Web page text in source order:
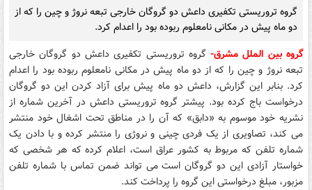
گروه تروریستی تکفیری داعش دو گروگان خارجی تبعه نروژ و چین را که از
دو ماه پیش در مکانی نامعلوم ربوده بود را اعدام کرد.
گروه بین الملل مشرق- گروه تروریستی تکفیری داعش دو گروگان خارجی
تبعه نروژ و چین را که از دو ماه پیش در مکانی نامعلوم ربوده بود را اعدام
کرد. بنابر این گزارش، داعش دو ماه پیش برای آزاد کردن این دو گروگان
درخواست باج کرده بود. پیشتر گروه تروریستی داعش در آخرین شماره از
نشریه خود موسوم به «دابق» که آن را در مناطق تحت اشغال خود منتشر
می کند، تصاویری از یک فردی چینی و نروژی را منتشر کرده و با دادن یک
شماره تلفن که مربوط به کشور عراق است، اعلام کرده که هر شخصی که
خواستار آزادی این دو گروگان است می تواند ضمن تماس با شماره تلفن
مزبور، مبلغ درخواستی این گروه را پرداخت کند.